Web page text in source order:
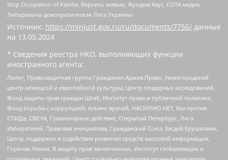
Stop Occupation of Karelia, Вернись живым, Фридом Хаус, СОТА медиа,
Либерально-демократическая Лига Украины
Источник: https://minjust.gov.ru/ru/documents/7756/ данные
на 13.05.2024
* Сведения реестра НКО, выполняющих функции
иностранного агента:
Лилит, Правозащитная группа Гражданин.Армия.Право, Нижегородский
центр немецкой и европейской культуры, Центр гендерных исследований,
Фонд защиты прав граждан Штаб, Институт права и публичной политики,
Фонд борьбы с коррупцией, Альянс врачей, НАСИЛИЮ.НЕТ, Мы против
СПИДа, СВЕЧА, Гуманитарное действие, Открытый Петербург, Лига
Избирателей, Правовая инициатива, Гражданский Союз, Хасдей Ерушалаим,
Центр поддержки и содействия развитию средств массовой информации,
Горячая Линия, В защиту прав заключенных, Институт глобализации и